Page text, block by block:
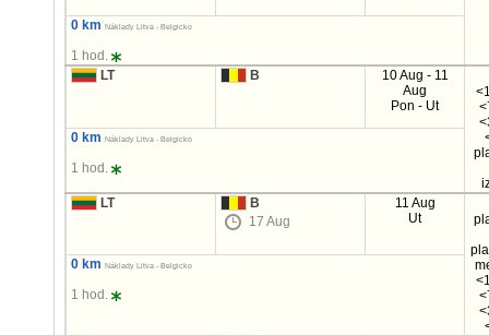
0 km Náklady Litva - Belgicko
1 hod.
LT
B
10 Aug - 11
Aug
Pon - Ut
0 km Náklady Litva - Belgicko
1 hod.
LT
B
17 Aug
11 Aug
Ut
0 km Náklady Litva - Belgicko
1 hod.